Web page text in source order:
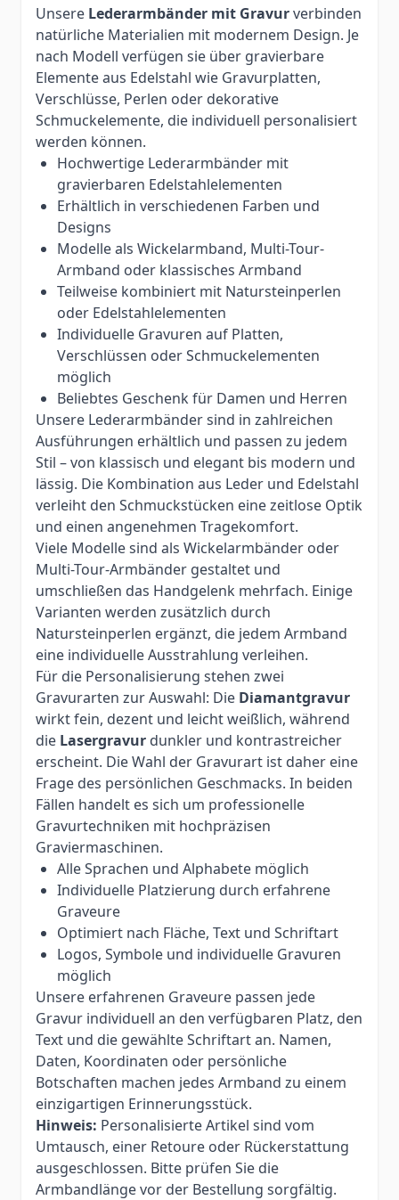
Unsere Lederarmbänder mit Gravurverbinden
natürliche Materialien mit modernem Design. Je
nach Modell verfügen sie über gravierbare
Elemente aus Edelstahl wie Gravurplatten,
Verschlüsse, Perlen oder dekorative
Schmuckelemente, die individuell personalisiert
werden können.
Hochwertige Lederarmbänder mit
gravierbaren Edelstahlelementen
Erhältlich in verschiedenen Farben und
Designs
Modelle als Wickelarmband, Multi-Tour-
Armband oder klassisches Armband
Teilweise kombiniert mit Natursteinperlen
oder Edelstahlelementen
Individuelle Gravuren auf Platten,
Verschlüssen oder Schmuckelementen
möglich
Beliebtes Geschenk für Damen und Herren
Unsere Lederarmbänder sind in zahlreichen
Ausführungen erhältlich und passen zu jedem
Stil – von klassisch und elegant bis modern und
lässig. Die Kombination aus Leder und Edelstahl
verleiht den Schmuckstücken eine zeitlose Optik
und einen angenehmen Tragekomfort.
Viele Modelle sind als Wickelarmbänder oder
Multi-Tour-Armbänder gestaltet und
umschließen das Handgelenk mehrfach. Einige
Varianten werden zusätzlich durch
Natursteinperlen ergänzt, die jedem Armband
eine individuelle Ausstrahlung verleihen.
Für die Personalisierung stehen zwei
Gravurarten zur Auswahl: Die Diamantgravur
wirkt fein, dezent und leicht weißlich, während
die Lasergravur dunkler und kontrastreicher
erscheint. Die Wahl der Gravurart ist daher eine
Frage des persönlichen Geschmacks. In beiden
Fällen handelt es sich um professionelle
Gravurtechniken mit hochpräzisen
Graviermaschinen.
Alle Sprachen und Alphabete möglich
Individuelle Platzierung durch erfahrene
Graveure
Optimiert nach Fläche, Text und Schriftart
Logos, Symbole und individuelle Gravuren
möglich
Unsere erfahrenen Graveure passen jede
Gravur individuell an den verfügbaren Platz, den
Text und die gewählte Schriftart an. Namen,
Daten, Koordinaten oder persönliche
Botschaften machen jedes Armband zu einem
einzigartigen Erinnerungsstück.
Hinweis: Personalisierte Artikel sind vom
Umtausch, einer Retoure oder Rückerstattung
ausgeschlossen. Bitte prüfen Sie die
Armbandlänge vor der Bestellung sorgfältig.